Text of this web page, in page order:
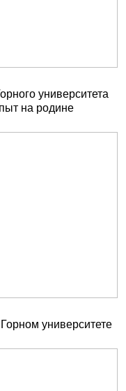
университета
на родине
университете